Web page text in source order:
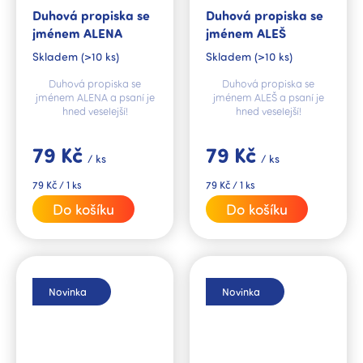
Duhová propiska se
jménem ALENA
Skladem (>10 ks)
79 Kč / ks
Měrná
cena:
79 Kč / 1 ks
Do košíku
Duhová propiska se
jménem ALENA a psaní je
hned veselejší!
Duhová propiska se
jménem ALEŠ
Skladem (>10 ks)
79 Kč / ks
Měrná
cena:
79 Kč / 1 ks
Do košíku
Duhová propiska se
jménem ALEŠ a psaní je
hned veselejší!
Novinka Novinka